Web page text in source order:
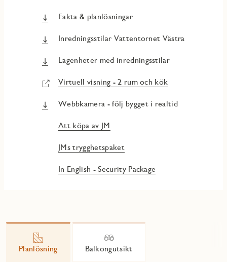
Fakta & planlösningar
Inredningsstilar Vattentornet Västra
Lägenheter med inredningsstilar
Virtuell visning - 2 rum och kök
Webbkamera - följ bygget i realtid
Att köpa av JM
JMs trygghetspaket
In English - Security Package
Planlösning Balkongutsikt